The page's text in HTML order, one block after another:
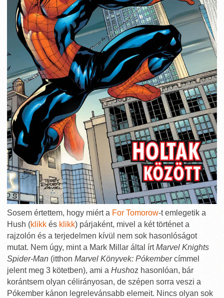
Sosem értettem, hogy miért a For Tomorow-t emlegetik a
Hush (klikk és klikk) párjaként, mivel a két történet a
rajzolón és a terjedelmen kívül nem sok hasonlóságot
mutat. Nem úgy, mint a Mark Millar által írtMarvel Knights
Spider-Man (itthon Marvel Könyvek: Pókembercímmel
jelent meg 3 kötetben), ami a Hushoz hasonlóan, bár
korántsem olyan célirányosan, de szépen sorra veszi a
Pókember kánon legrelevánsabb elemeit. Nincs olyan sok